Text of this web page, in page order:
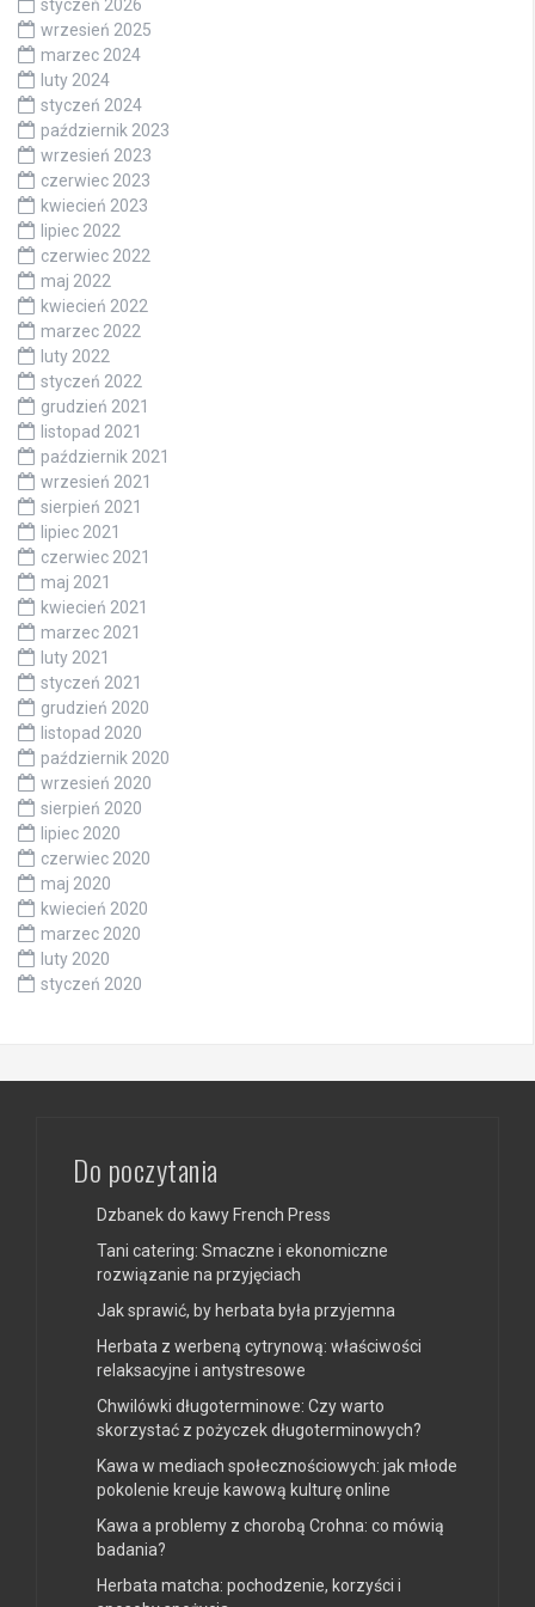
styczeń 2026
wrzesień 2025
marzec 2024
luty 2024
styczeń 2024
październik 2023
wrzesień 2023
czerwiec 2023
kwiecień 2023
lipiec 2022
czerwiec 2022
maj 2022
kwiecień 2022
marzec 2022
luty 2022
styczeń 2022
grudzień 2021
listopad 2021
październik 2021
wrzesień 2021
sierpień 2021
lipiec 2021
czerwiec 2021
maj 2021
kwiecień 2021
marzec 2021
luty 2021
styczeń 2021
grudzień 2020
listopad 2020
październik 2020
wrzesień 2020
sierpień 2020
lipiec 2020
czerwiec 2020
maj 2020
kwiecień 2020
marzec 2020
luty 2020
styczeń 2020
Do poczytania
Dzbanek do kawy French Press
Tani catering: Smaczne i ekonomiczne
rozwiązanie na przyjęciach
Jak sprawić, by herbata była przyjemna
Herbata z werbeną cytrynową: właściwości
relaksacyjne i antystresowe
Chwilówki długoterminowe: Czy warto
skorzystać z pożyczek długoterminowych?
Kawa w mediach społecznościowych: jak młode
pokolenie kreuje kawową kulturę online
Kawa a problemy z chorobą Crohna: co mówią
badania?
Herbata matcha: pochodzenie, korzyści i